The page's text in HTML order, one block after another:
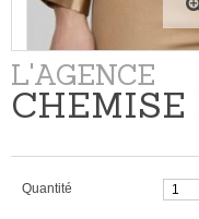
L'AGENCE
CHEMISE
Quantité